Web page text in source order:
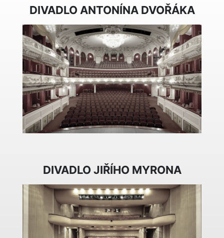
DIVADLO ANTONÍNA DVOŘÁKA
DIVADLO JIŘÍHO MYRONA